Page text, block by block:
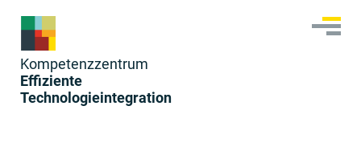
content
Kom­pe­tenzzen­trum
Effiziente
Technologieintegration